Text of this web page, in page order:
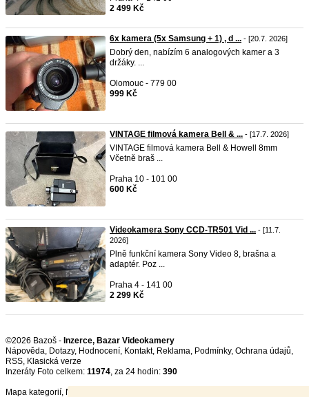
2 499 Kč
6x kamera (5x Samsung + 1) , d ... - [20.7. 2026]
Dobrý den, nabízím 6 analogových kamer a 3
držáky. ...
Olomouc - 779 00
999 Kč
VINTAGE filmová kamera Bell & ... - [17.7. 2026]
VINTAGE filmová kamera Bell & Howell 8mm
Včetně braš ...
Praha 10 - 101 00
600 Kč
Videokamera Sony CCD-TR501 Vid ... - [11.7.
2026]
Plně funkční kamera Sony Video 8, brašna a
adaptér. Poz ...
Praha 4 - 141 00
2 299 Kč
©2026 Bazoš - Inzerce, Bazar Videokamery
Nápověda, Dotazy, Hodnocení, Kontakt, Reklama, Podmínky, Ochrana údajů,
RSS,
Inzeráty Foto celkem: 11974, za 24 hodin: 390
Mapa kategorií, Nejvyhledávanější výrazy